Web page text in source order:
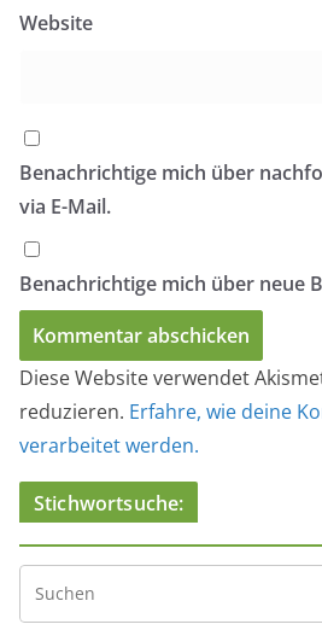
Website
Benachrichtige mich über
via E-Mail.
Benachrichtige mich über neue
Diese Website verwendet
reduzieren. Erfahre, wie deine
verarbeitet werden.
Stichwortsuche: